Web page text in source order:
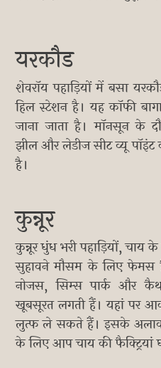
यरकौड
शेवरॉय पहाड़ियों में बसा
हिल स्टेशन है। यह कॉफी
जाना जाता है। मॉनसून के
झील और लेडीज सीट व्यू
है।
कुन्नूर
कुन्नूर धुंध भरी पहाड़ियों, चाय
सुहावने मौसम के लिए फेमस
नोजस, सिम्स पार्क और
खूबसूरत लगती हैं। यहां पर
लुत्फ ले सकते हैं। इसके
के लिए आप चाय की